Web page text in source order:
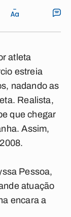
atleta
estreia
nadando as
Realista,
que chegar
Assim,
Pessoa,
atuação
encara a